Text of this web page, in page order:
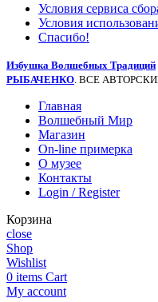
Условия сервиса
Условия
Спасибо!
Избушка Волшебных Традиций
РЫБАЧЕНКО . ВСЕ
Главная
Волшебный Мир
Магазин
On-line примерка
О музее
Контакты
Login / Register
Корзина
close
Shop
Wishlist
0 items Cart
My account